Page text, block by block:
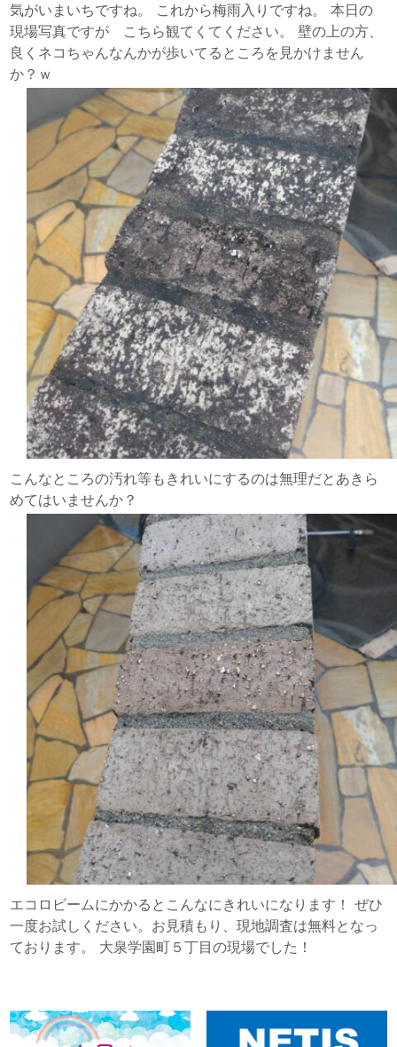
気がいまいちですね。 これから梅雨入りですね。 本日の
現場写真ですが こちら観てくてください。 壁の上の方、
良くネコちゃんなんかが歩いてるところを見かけません
か？ｗ
こんなところの汚れ等もきれいにするのは無理だとあきら
めてはいませんか？
エコロビームにかかるとこんなにきれいになります！ ぜひ
一度お試しください。お見積もり、現地調査は無料となっ
ております。 大泉学園町５丁目の現場でした！